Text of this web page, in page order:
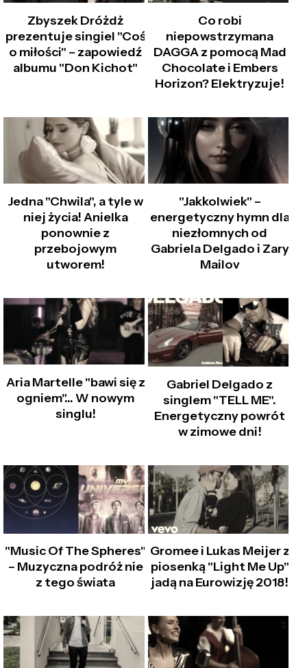
Zbyszek Dróżdż
prezentuje singiel "Coś
o miłości" – zapowiedź
albumu "Don Kichot"
Co robi
niepowstrzymana
DAGGA z pomocą Mad
Chocolate i Embers
Horizon? Elektryzuje!
Jedna "Chwila", a tyle w
niej życia! Anielka
ponownie z
przebojowym
utworem!
"Jakkolwiek" –
energetyczny hymn dla
niezłomnych od
Gabriela Delgado i Zary
Mailov
Aria Martelle "bawi się z
ogniem"… W nowym
singlu!
Gabriel Delgado z
singlem "TELL ME".
Energetyczny powrót
w zimowe dni!
"Music Of The Spheres"
– Muzyczna podróż nie
z tego świata
Gromee i Lukas Meijer z
piosenką "Light Me Up"
jadą na Eurowizję 2018!